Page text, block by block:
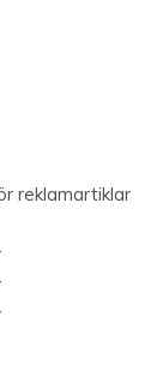
reklamartiklar